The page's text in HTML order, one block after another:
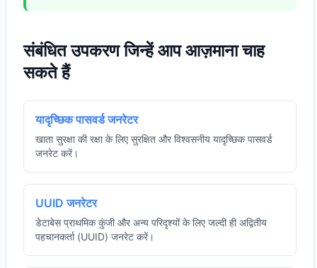
संबंधित उपकरण जिन्हें आप आज़माना चाह
सकते हैं
यादृच्छिक पासवर्ड जनरेटर
खाता सुरक्षा की रक्षा के लिए सुरक्षित और विश्वसनीय यादृच्छिक पासवर्ड
जनरेट करें।
UUID जनरेटर
डेटाबेस प्राथमिक कुंजी और अन्य परिदृश्यों के लिए जल्दी ही अद्वितीय
पहचानकर्ता (UUID) जनरेट करें।